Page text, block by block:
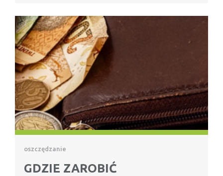
oszczędzanie
GDZIE ZAROBIĆ